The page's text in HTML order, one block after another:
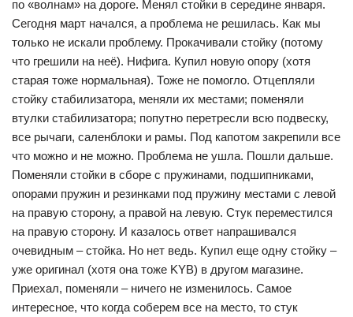
по «волнам» на дороге. Менял стойки в середине января.
Сегодня март начался, а проблема не решилась. Как мы
только не искали проблему. Прокачивали стойку (потому
что грешили на неё). Нифига. Купил новую опору (хотя
старая тоже нормальная). Тоже не помогло. Отцепляли
стойку стабилизатора, меняли их местами; поменяли
втулки стабилизатора; попутно перетресли всю подвеску,
все рычаги, саленблоки и рамы. Под капотом закрепили все
что можно и не можно. Проблема не ушла. Пошли дальше.
Поменяли стойки в сборе с пружинами, подшипниками,
опорами пружин и резинками под пружину местами с левой
на правую сторону, а правой на левую. Стук переместился
на правую сторону. И казалось ответ напрашивался
очевидным – стойка. Но нет ведь. Купил еще одну стойку –
уже оригинал (хотя она тоже KYB) в другом магазине.
Приехал, поменяли – ничего не изменилось. Самое
интересное, что когда соберем все на место, то стук